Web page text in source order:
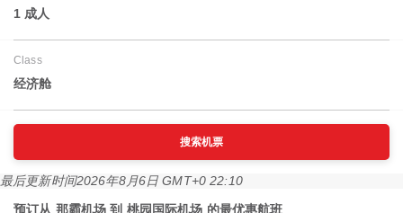
1 成人
Class
经济舱
搜索机票
最后更新时间2026年8月6日 GMT+0 22:10
预订从 那霸机场 到 桃园国际机场 的最优惠航班